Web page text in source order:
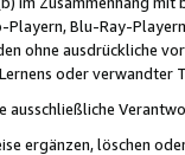
Blu-Ray-
ohne ausdrückliche
oder
ausschließliche
ergänzen, löschen